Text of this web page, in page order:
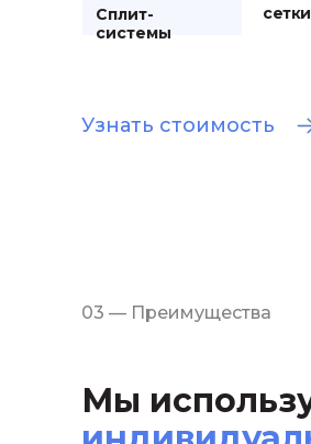
Сплит-
системы
сетки
Узнать стоимость
03 — Преимущества
Мы